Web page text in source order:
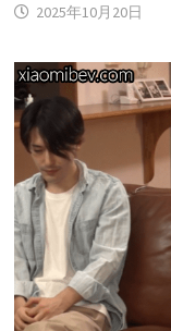
2025年10月20日